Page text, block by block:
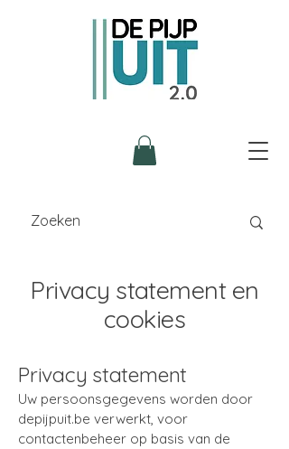
Privacy statement en
cookies
Privacy statement
Uw persoonsgegevens worden door
depijpuit.be verwerkt, voor
contactenbeheer op basis van de